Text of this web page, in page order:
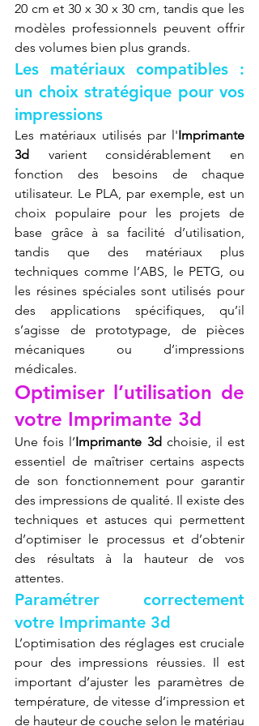
20 cm et 30 x 30 x 30 cm, tandis que les
modèles professionnels peuvent offrir
des volumes bien plus grands.
Les matériaux compatibles :
un choix stratégique pour vos
impressions
Les matériaux utilisés par l'Imprimante
3d varient considérablement en
fonction des besoins de chaque
utilisateur. Le PLA, par exemple, est un
choix populaire pour les projets de
base grâce à sa facilité d’utilisation,
tandis que des matériaux plus
techniques comme l’ABS, le PETG, ou
les résines spéciales sont utilisés pour
des applications spécifiques, qu’il
s’agisse de prototypage, de pièces
mécaniques ou d’impressions
médicales.
Optimiser l’utilisation de
votre Imprimante 3d
Une fois l’Imprimante 3d choisie, il est
essentiel de maîtriser certains aspects
de son fonctionnement pour garantir
des impressions de qualité. Il existe des
techniques et astuces qui permettent
d’optimiser le processus et d’obtenir
des résultats à la hauteur de vos
attentes.
Paramétrer correctement
votre Imprimante 3d
L’optimisation des réglages est cruciale
pour des impressions réussies. Il est
important d’ajuster les paramètres de
température, de vitesse d’impression et
de hauteur de couche selon le matériau